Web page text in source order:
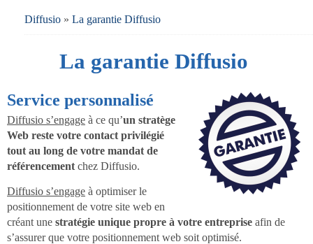
Diffusio » La garantie Diffusio
La garantie Diffusio
Service personnalisé
Diffusio s’engage à ce qu’un stratège
Web reste votre contact privilégié
tout au long de votre mandat de
référencement chez Diffusio.
Diffusio s’engage à optimiser le
positionnement de votre site web en
créant une stratégie unique propre à votre entreprise afin de
s’assurer que votre positionnement web soit optimisé.